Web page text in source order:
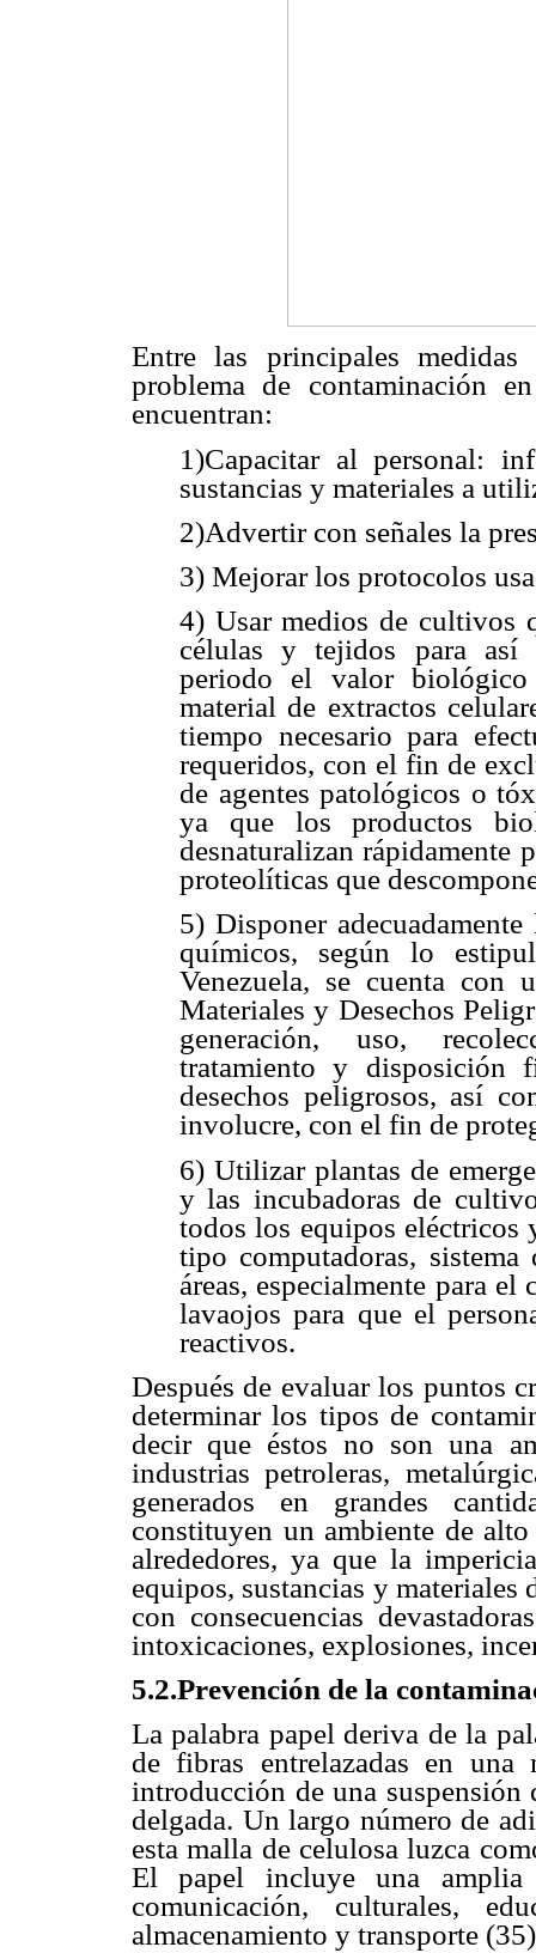
Entre las principales medidas
problema de contaminación
encuentran:
1)Capacitar al personal:
sustancias y materiales a
2)Advertir con señales la
3) Mejorar los protocolos
4) Usar medios de cultivos
células y tejidos para así
periodo el valor
material de extractos
tiempo necesario para
requeridos, con el fin de
de agentes patológicos o
ya que los productos
desnaturalizan rápidamente
proteolíticas que
5) Disponer
químicos, según lo
Venezuela, se cuenta con
Materiales y Desechos
generación, uso,
tratamiento y disposición
desechos peligrosos, así
involucre, con el fin de
6) Utilizar plantas de
y las incubadoras de
todos los equipos eléctricos
tipo computadoras,
áreas, especialmente para
lavaojos para que el
reactivos.
Después de evaluar los puntos
determinar los tipos de
decir que éstos no son una
industrias petroleras,
generados en grandes
constituyen un ambiente de
alrededores, ya que la
equipos, sustancias y
con consecuencias
intoxicaciones, explosiones,
5.2.Prevención de la
La palabra papel deriva de la
de fibras entrelazadas en
introducción de una
delgada. Un largo número de
esta malla de celulosa luzca
El papel incluye una amplia
comunicación, culturales,
almacenamiento y transporte